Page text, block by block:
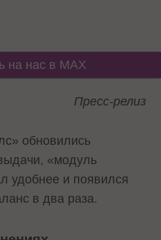
на нас в MAX
Пресс-релиз
обновились
«модуль
удобнее и появился
в два раза.